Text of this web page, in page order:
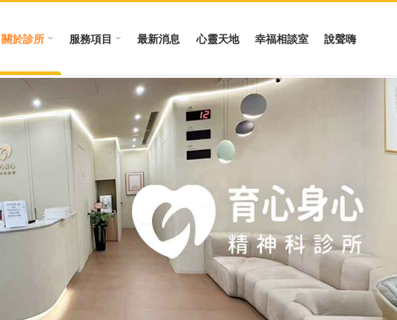
關於診所 服務項目 最新消息 心靈天地 幸福相談室 說聲嗨